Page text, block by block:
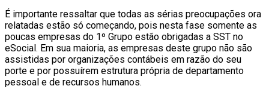
É importante ressaltar que todas as sérias preocupações ora
relatadas estão só começando, pois nesta fase somente as
poucas empresas do 1º Grupo estão obrigadas a SST no
eSocial. Em sua maioria, as empresas deste grupo não são
assistidas por organizações contábeis em razão do seu
porte e por possuírem estrutura própria de departamento
pessoal e de recursos humanos.